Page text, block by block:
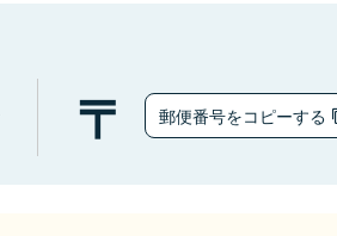
郵便番号をコピーする